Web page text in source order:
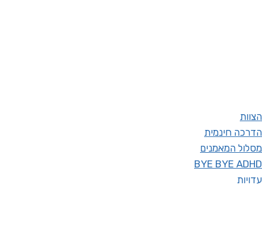
הצוות
הדרכה חינמית
מסלול המאמנים
BYE BYE ADHD
עדויות